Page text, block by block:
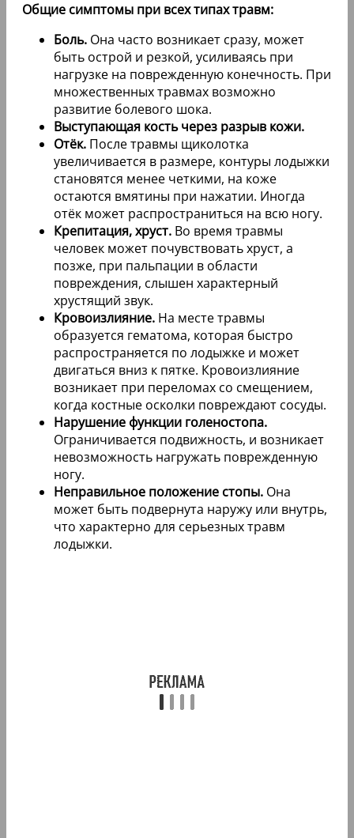
Общие симптомы при всех типах травм:
Боль. Она часто возникает сразу, может
быть острой и резкой, усиливаясь при
нагрузке на поврежденную конечность. При
множественных травмах возможно
развитие болевого шока.
Выступающая кость через разрыв кожи.
Отёк. После травмы щиколотка
увеличивается в размере, контуры лодыжки
становятся менее четкими, на коже
остаются вмятины при нажатии. Иногда
отёк может распространиться на всю ногу.
Крепитация, хруст. Во время травмы
человек может почувствовать хруст, а
позже, при пальпации в области
повреждения, слышен характерный
хрустящий звук.
Кровоизлияние. На месте травмы
образуется гематома, которая быстро
распространяется по лодыжке и может
двигаться вниз к пятке. Кровоизлияние
возникает при переломах со смещением,
когда костные осколки повреждают сосуды.
Нарушение функции голеностопа.
Ограничивается подвижность, и возникает
невозможность нагружать поврежденную
ногу.
Неправильное положение стопы. Она
может быть подвернута наружу или внутрь,
что характерно для серьезных травм
лодыжки.